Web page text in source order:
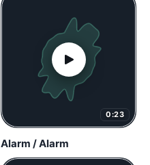
0:23
Alarm / Alarm